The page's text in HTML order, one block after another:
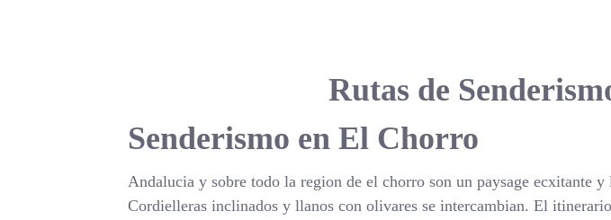
Rutas de
Senderismo en El Chorro
Andalucia y sobre todo la region de el chorro son un paysage ecxitante y
Cordielleras inclinados y llanos con olivares se intercambian. El